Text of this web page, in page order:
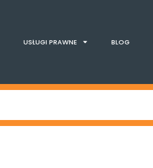
USŁUGI PRAWNE BLOG